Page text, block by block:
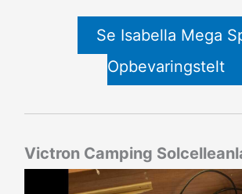
Se Isabella Mega
Opbevaringstelt
Victron Camping